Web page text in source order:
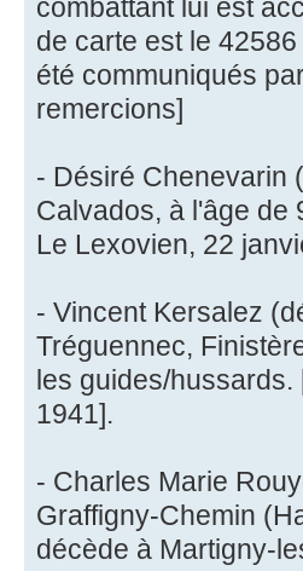
combattant lui est
de carte est le
été communiqués
remercions]
- Désiré Chenevarin
Calvados, à l'âge de
Le Lexovien, 22
- Vincent Kersalez
Tréguennec,
les guides/
1941].
- Charles Marie
Graffigny-Chemin
décède à Martigny-